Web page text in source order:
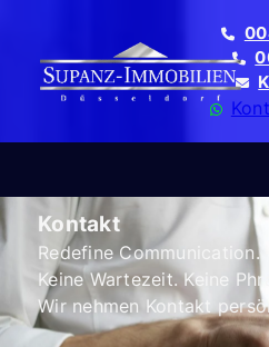
Translate
Kontakt
Redefine Communication.
Keine Wartezeit. Keine
Wir nehmen Kontakt